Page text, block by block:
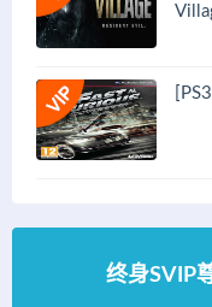
终身SVIP